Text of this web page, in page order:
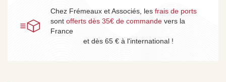
Chez Frémeaux et Associés, les frais de ports
sont offerts dès 35€ de commande vers la
France
et dès 65 € à l'international !